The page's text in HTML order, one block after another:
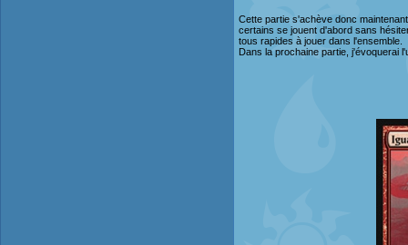
Cette partie s'achève donc
certains se jouent d'abord sans
tous rapides à jouer dans l'ensemble.
Dans la prochaine partie, j'évoquerai